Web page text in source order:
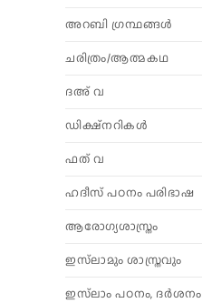
അറബി ഗ്രന്ഥങ്ങൾ
ചരിത്രം/ആത്മകഥ
ദഅ് വ
ഡിക്ഷ്നറികൾ
ഫത് വ
ഹദീസ് പഠനം പരിഭാഷ
ആരോഗ്യശാസ്ത്രം
ഇസ്‌ലാമും ശാസ്ത്രവും
ഇസ്‌ലാം പഠനം, ദർശനം